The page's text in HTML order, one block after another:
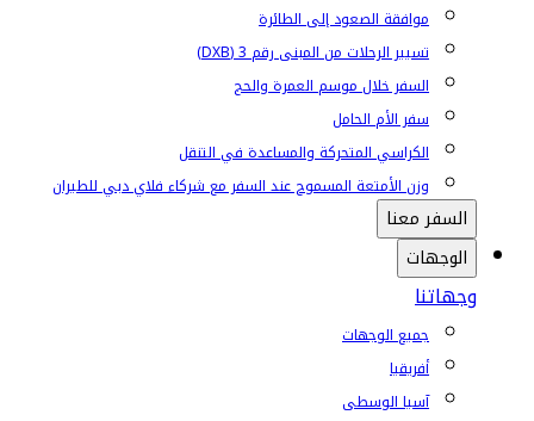
موافقة الصعود إلى الطائرة
تسيير الرحلات من المبنى رقم 3 (DXB)
السفر خلال موسم العمرة والحج
سفر الأم الحامل
الكراسي المتحركة والمساعدة في التنقل
وزن الأمتعة المسموح عند السفر مع شركاء فلاي دبي للطيران
السفر معنا
الوجهات
وجهاتنا
جميع الوجهات
أفريقيا
آسيا الوسطى